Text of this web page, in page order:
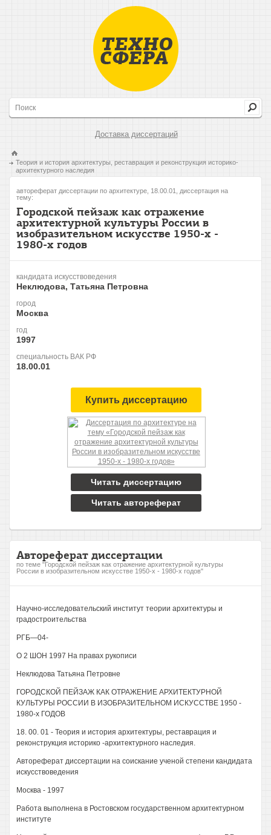
Доставка диссертаций
Теория и история архитектуры, реставрация и реконструкция историко-
архитектурного наследия
автореферат диссертации по архитектуре, 18.00.01, диссертация на
тему:
Городской пейзаж как отражение
архитектурной культуры России в
изобразительном искусстве 1950-х -
1980-х годов
кандидата искусствоведения
Неклюдова, Татьяна Петровна
город
Москва
год
1997
специальность ВАК РФ
18.00.01
Купить диссертацию
Читать диссертацию
Читать автореферат
Автореферат диссертации
по теме "Городской пейзаж как отражение архитектурной культуры
России в изобразительном искусстве 1950-х - 1980-х годов"
Научно-исследовательский институт теории архитектуры и
градостроительства
РГБ—04-
О 2 ШОН 1997 На правах рукописи
Неклюдова Татьяна Петровне
ГОРОДСКОЙ ПЕЙЗАЖ КАК ОТРАЖЕНИЕ АРХИТЕКТУРНОЙ
КУЛЬТУРЫ РОССИИ В ИЗОБРАЗИТЕЛЬНОМ ИСКУССТВЕ 1950 -
1980-х ГОДОВ
18. 00. 01 - Теория и история архитектуры, реставрация и
реконструкция историко -архитектурного наследия.
Автореферат диссертации на соискание ученой степени кандидата
искусствоведения
Москва - 1997
Работа выполнена в Ростовском государственном архитектурном
институте